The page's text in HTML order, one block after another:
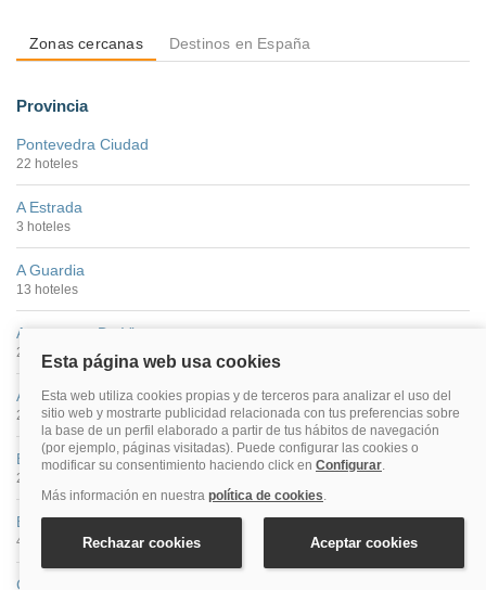
Zonas cercanas Destinos en España
Provincia
Pontevedra Ciudad
22 hoteles
A Estrada
3 hoteles
A Guardia
13 hoteles
Aeropuerto De Vigo
2 hoteles
Albelos
2 hoteles
Baiona
24 hoteles
Bueu
4 hoteles
Caldas De Reis